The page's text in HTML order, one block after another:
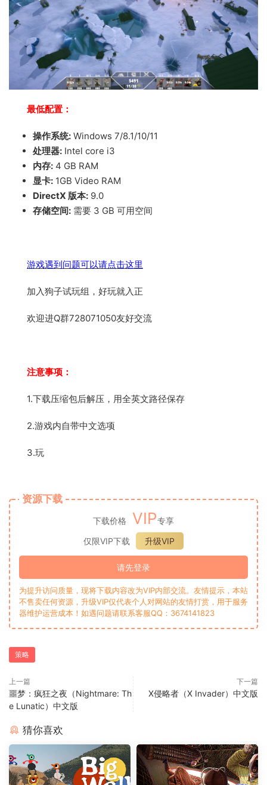
最低配置：
操作系统: Windows 7/8.1/10/11
处理器: Intel core i3
内存: 4 GB RAM
显卡: 1GB Video RAM
DirectX 版本: 9.0
存储空间: 需要 3 GB 可用空间
游戏遇到问题可以请点击这里
加入狗子试玩组，好玩就入正
欢迎进Q群728071050友好交流
注意事项：
1.下载压缩包后解压，用全英文路径保存
2.游戏内自带中文选项
3.玩
资源下载
下载价格 VIP专享
仅限VIP下载
升级VIP
请先登录
为提升访问质量，现将下载内容改为VIP内部交流。友情提示，本站
不售卖任何资源，升级VIP仅代表个人对网站的友情打赏，用于服务
器维护运营成本！如遇问题请联系客服QQ：3674141823
策略
上一篇
噩梦：疯狂之夜（Nightmare: Th
e Lunatic）中文版
下一篇
X侵略者（X Invader）中文版
猜你喜欢